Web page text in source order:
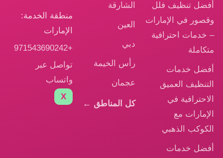
أفضل تنظيف فلل
وقصور في الإمارات
– خدمات احترافية
متكاملة
أفضل خدمات
التنظيف العميق
الاحترافية في
الإمارات مع
الكوكب الذهبي
أفضل خدمات
الشارقة
العين
دبي
رأس الخيمة
عجمان
كل المناطق ←
منطقة الخدمة:
الإمارات
+971543690242
تواصل عبر
واتساب
X